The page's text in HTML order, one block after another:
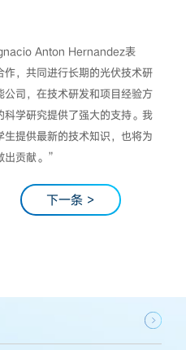
Anton Hernandez表
，共同进行长期的光伏技术研
司，在技术研发和项目经验方
学研究提供了强大的支持。我
提供最新的技术知识，也将为
出贡献。”
下一条 >